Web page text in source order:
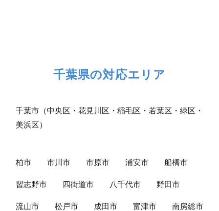
千葉県の対応エリア
千葉市（中央区・花見川区・稲毛区・若葉区・緑区・
美浜区）
柏市 市川市 市原市 浦安市 船橋市
習志野市 四街道市 八千代市 野田市
流山市 松戸市 成田市 富津市 南房総市